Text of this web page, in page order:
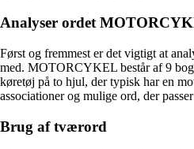
Analyser ordet
Først og fremmest er det vigtigt at
med. MOTORCYKEL består af 9
køretøj på to hjul, der typisk har en
associationer og mulige ord, der
Brug af tværord